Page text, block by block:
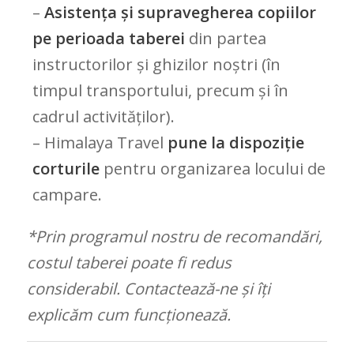
– Asistența și supravegherea copiilor
pe perioada taberei din partea
instructorilor și ghizilor noștri (în
timpul transportului, precum și în
cadrul activităților).
– Himalaya Travel pune la dispoziție
corturilepentru organizarea locului de
campare.
*Prin programul nostru de recomandări,
costul taberei poate fi redus
considerabil. Contactează-ne și îți
explicăm cum funcționează.